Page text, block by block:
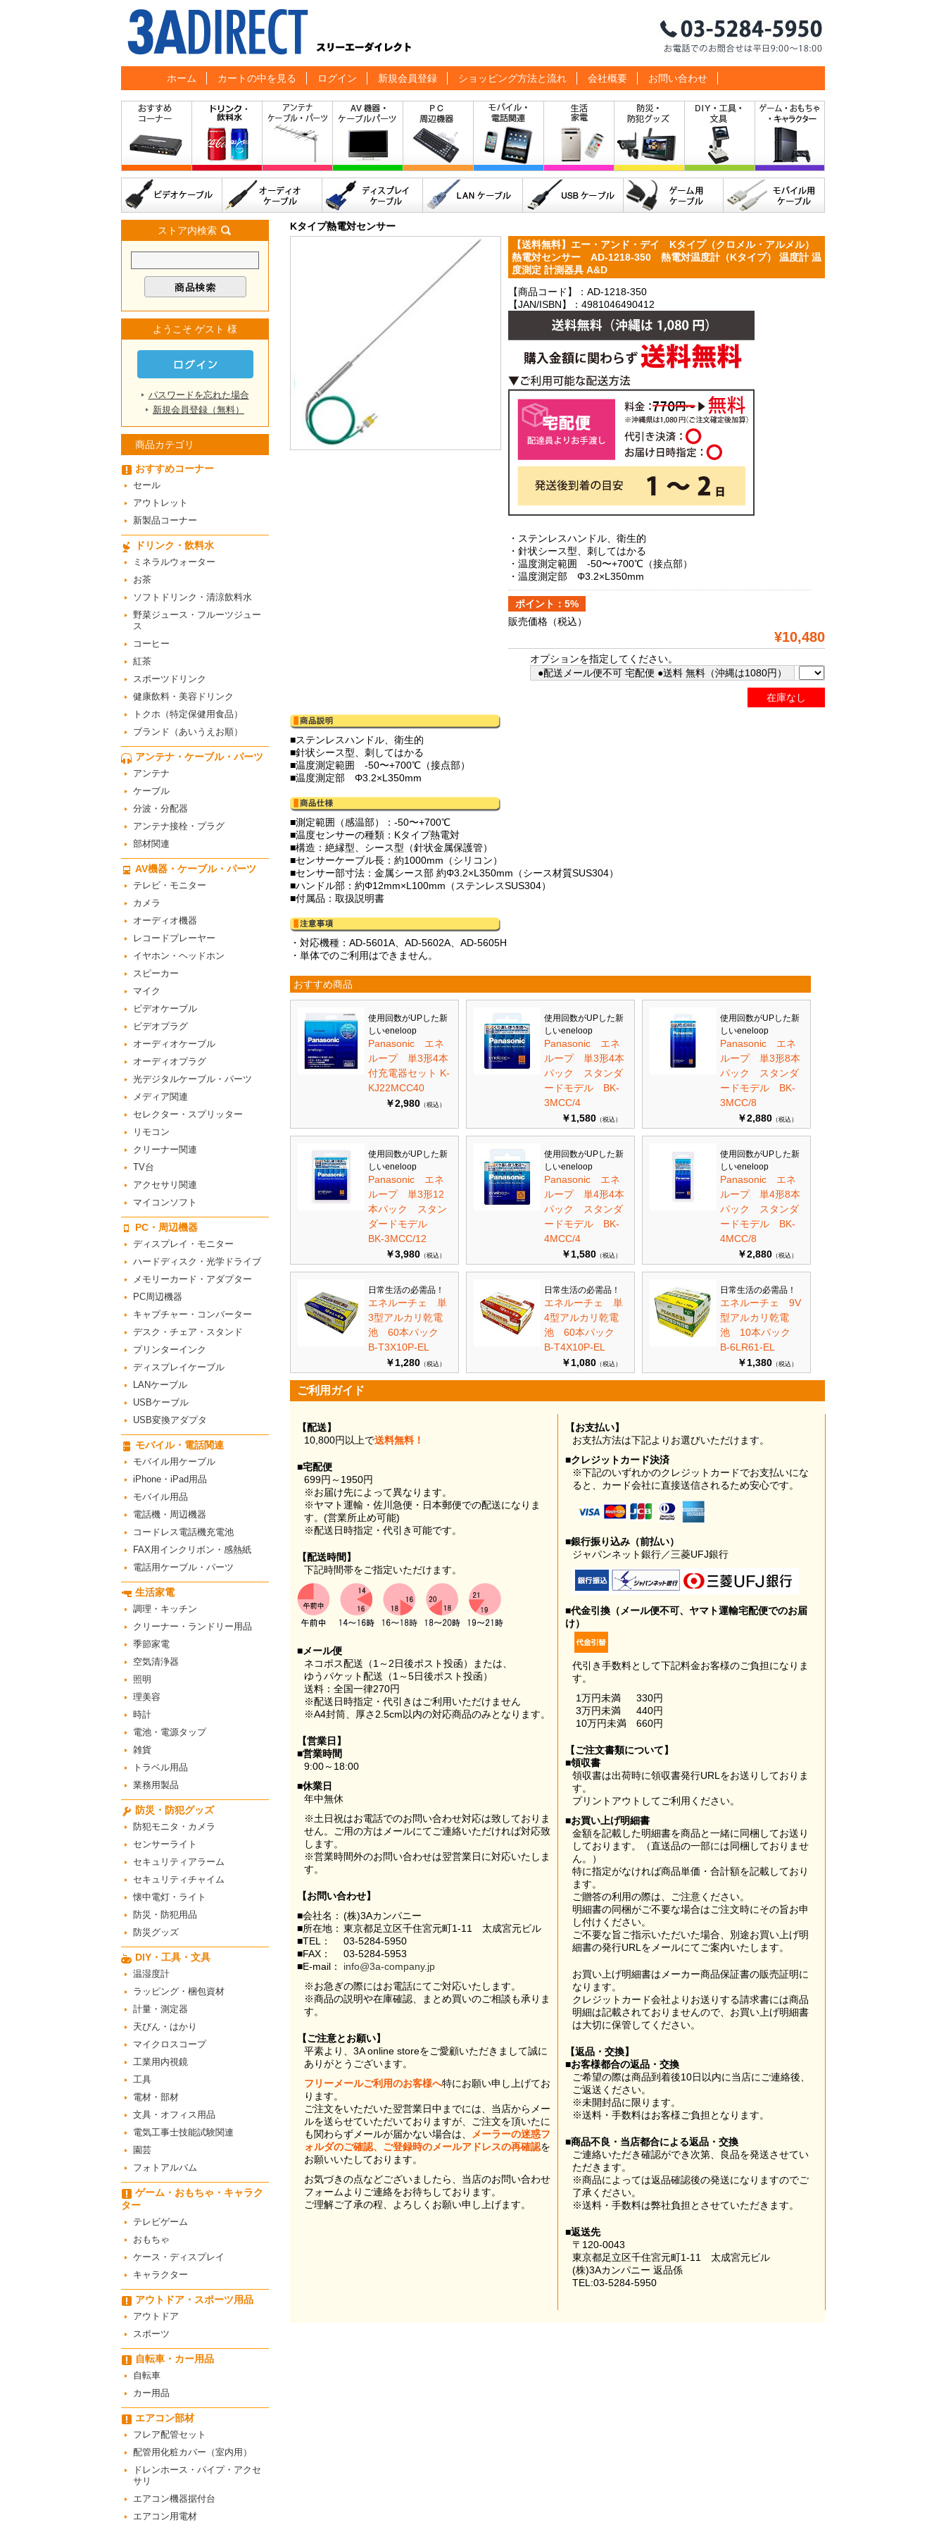
ホーム カートの中を見る ログイン 新規会員登録 ショッピング方法と流れ 会社概要 お問い合わせ
ストア内検索
ようこそ ゲスト 様
パスワードを忘れた場合
新規会員登録（無料）
商品カテゴリ
おすすめコーナー
セール
アウトレット
新製品コーナー
ドリンク・飲料水
ミネラルウォーター
お茶
ソフトドリンク・清涼飲料水
野菜ジュース・フルーツジュー
ス
コーヒー
紅茶
スポーツドリンク
健康飲料・美容ドリンク
トクホ（特定保健用食品）
ブランド（あいうえお順）
アンテナ・ケーブル・パーツ
アンテナ
ケーブル
分波・分配器
アンテナ接栓・プラグ
部材関連
AV機器・ケーブル・パーツ
テレビ・モニター
カメラ
オーディオ機器
レコードプレーヤー
イヤホン・ヘッドホン
スピーカー
マイク
ビデオケーブル
ビデオプラグ
オーディオケーブル
オーディオプラグ
光デジタルケーブル・パーツ
メディア関連
セレクター・スプリッター
リモコン
クリーナー関連
TV台
アクセサリ関連
マイコンソフト
PC・周辺機器
ディスプレイ・モニター
ハードディスク・光学ドライブ
メモリーカード・アダプター
PC周辺機器
キャプチャー・コンバーター
デスク・チェア・スタンド
プリンターインク
ディスプレイケーブル
LANケーブル
USBケーブル
USB変換アダプタ
モバイル・電話関連
モバイル用ケーブル
iPhone・iPad用品
モバイル用品
電話機・周辺機器
コードレス電話機充電池
FAX用インクリボン・感熱紙
電話用ケーブル・パーツ
生活家電
調理・キッチン
クリーナー・ランドリー用品
季節家電
空気清浄器
照明
理美容
時計
電池・電源タップ
雑貨
トラベル用品
業務用製品
防災・防犯グッズ
防犯モニタ・カメラ
センサーライト
セキュリティアラーム
セキュリティチャイム
懐中電灯・ライト
防災・防犯用品
防災グッズ
DIY・工具・文具
温湿度計
ラッピング・梱包資材
計量・測定器
天びん・はかり
マイクロスコープ
工業用内視鏡
工具
電材・部材
文具・オフィス用品
電気工事士技能試験関連
園芸
フォトアルバム
ゲーム・おもちゃ・キャラク
ター
テレビゲーム
おもちゃ
ケース・ディスプレイ
キャラクター
アウトドア・スポーツ用品
アウトドア
スポーツ
自転車・カー用品
自転車
カー用品
エアコン部材
フレア配管セット
配管用化粧カバー（室内用）
ドレンホース・パイプ・アクセ
サリ
エアコン機器据付台
エアコン用電材
Kタイプ熱電対センサー
【送料無料】エー・アンド・デイ Kタイプ（クロメル・アルメル）
熱電対センサー AD-1218-350 熱電対温度計（Kタイプ） 温度計 温
度測定 計測器具 A&D
【商品コード】：AD-1218-350
【JAN/ISBN】：4981046490412
・ステンレスハンドル、衛生的
・針状シース型、刺してはかる
・温度測定範囲 -50〜+700℃（接点部）
・温度測定部 Φ3.2×L350mm
ポイント：5%
販売価格 （税込）
¥10,480
オプションを指定してください。
●配送メール便不可 宅配便 ●送料 無料（沖縄は1080円）
在庫なし
■ステンレスハンドル、衛生的
■針状シース型、刺してはかる
■温度測定範囲 -50〜+700℃（接点部）
■温度測定部 Φ3.2×L350mm
■測定範囲（感温部）：-50〜+700℃
■温度センサーの種類：Kタイプ熱電対
■構造：絶縁型、シース型（針状金属保護管）
■センサーケーブル長：約1000mm（シリコン）
■センサー部寸法：金属シース部 約Φ3.2×L350mm（シース材質SUS304）
■ハンドル部：約Φ12mm×L100mm（ステンレスSUS304）
■付属品：取扱説明書
・対応機種：AD-5601A、AD-5602A、AD-5605H
・単体でのご利用はできません。
おすすめ商品
使用回数がUPした新
しいeneloop
Panasonic エネ
ループ 単3形4本
付充電器セット K-
KJ22MCC40
￥2,980 （税込）
使用回数がUPした新
しいeneloop
Panasonic エネ
ループ 単3形4本
パック スタンダ
ードモデル BK-
3MCC/4
￥1,580 （税込）
使用回数がUPした新
しいeneloop
Panasonic エネ
ループ 単3形8本
パック スタンダ
ードモデル BK-
3MCC/8
￥2,880 （税込）
使用回数がUPした新
しいeneloop
Panasonic エネ
ループ 単3形12
本パック スタン
ダードモデル
BK-3MCC/12
￥3,980 （税込）
使用回数がUPした新
しいeneloop
Panasonic エネ
ループ 単4形4本
パック スタンダ
ードモデル BK-
4MCC/4
￥1,580 （税込）
使用回数がUPした新
しいeneloop
Panasonic エネ
ループ 単4形8本
パック スタンダ
ードモデル BK-
4MCC/8
￥2,880 （税込）
日常生活の必需品！
エネルーチェ 単
3型アルカリ乾電
池 60本パック
B-T3X10P-EL
￥1,280 （税込）
日常生活の必需品！
エネルーチェ 単
4型アルカリ乾電
池 60本パック
B-T4X10P-EL
￥1,080 （税込）
日常生活の必需品！
エネルーチェ 9V
型アルカリ乾電
池 10本パック
B-6LR61-EL
￥1,380 （税込）
ご利用ガイド
【配送】
10,800円以上で送料無料！
■宅配便
699円～1950円
※お届け先によって異なります。
※ヤマト運輸・佐川急便・日本郵便での配送になりま
す。(営業所止め可能)
※配送日時指定・代引き可能です。
【配送時間】
下記時間帯をご指定いただけます。
■メール便
ネコポス配送（1～2日後ポスト投函）または、
ゆうパケット配送（1～5日後ポスト投函）
送料：全国一律270円
※配送日時指定・代引きはご利用いただけません
※A4封筒、厚さ2.5cm以内の対応商品のみとなります。
【営業日】
■営業時間
9:00～18:00
■休業日
年中無休
※土日祝はお電話でのお問い合わせ対応は致しておりま
せん。ご用の方はメールにてご連絡いただければ対応致
します。
※営業時間外のお問い合わせは翌営業日に対応いたしま
す。
【お問い合わせ】
■会社名： (株)3Aカンパニー
■所在地： 東京都足立区千住宮元町1-11 太成宮元ビル
■TEL：
03-5284-5950
■FAX：
03-5284-5953
■E-mail：
info@3a-company.jp
※お急ぎの際にはお電話にてご対応いたします。
※商品の説明や在庫確認、まとめ買いのご相談も承りま
す。
【ご注意とお願い】
平素より、3A online storeをご愛顧いただきまして誠に
ありがとうございます。
フリーメールご利用のお客様へ特にお願い申し上げてお
ります。
ご注文をいただいた翌営業日中までには、当店からメー
ルを送らせていただいておりますが、ご注文を頂いたに
も関わらずメールが届かない場合は、
メーラーの迷惑フ
ォルダのご確認、ご登録時のメールアドレスの再確認を
お願いいたしております。
お気づきの点などございましたら、当店のお問い合わせ
フォームよりご連絡をお待ちしております。
ご理解ご了承の程、よろしくお願い申し上げます。
【お支払い】
お支払方法は下記よりお選びいただけます。
■クレジットカード決済
※下記のいずれかのクレジットカードでお支払いにな
ると、カード会社に直接送信されるため安心です。
■銀行振り込み（前払い）
ジャパンネット銀行／三菱UFJ銀行
■代金引換（メール便不可、ヤマト運輸宅配便でのお届
け）
代引き手数料として下記料金お客様のご負担になりま
す。
1万円未満
330円
3万円未満
440円
10万円未満
660円
【ご注文書類について】
■領収書
領収書は出荷時に領収書発行URLをお送りしておりま
す。
プリントアウトしてご利用ください。
■お買い上げ明細書
金額を記載した明細書を商品と一緒に同梱してお送り
しております。（直送品の一部には同梱しておりませ
ん。）
特に指定がなければ商品単価・合計額を記載しており
ます。
ご贈答の利用の際は、ご注意ください。
明細書の同梱がご不要な場合はご注文時にその旨お申
し付けください。
ご不要な旨ご指示いただいた場合、別途お買い上げ明
細書の発行URLをメールにてご案内いたします。
お買い上げ明細書はメーカー商品保証書の販売証明に
なります。
クレジットカード会社よりお送りする請求書には商品
明細は記載されておりませんので、お買い上げ明細書
は大切に保管してください。
【返品・交換】
■お客様都合の返品・交換
ご希望の際は商品到着後10日以内に当店にご連絡後、
ご返送ください。
※未開封品に限ります。
※送料・手数料はお客様ご負担となります。
■商品不良・当店都合による返品・交換
ご連絡いただき確認ができ次第、良品を発送させてい
ただきます。
※商品によっては返品確認後の発送になりますのでご
了承ください。
※送料・手数料は弊社負担とさせていただきます。
■返送先
〒120-0043
東京都足立区千住宮元町1-11 太成宮元ビル
(株)3Aカンパニー 返品係
TEL:03-5284-5950